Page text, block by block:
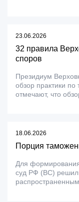
23.06.2026
32 правила
споров
Президиум
обзор практики
отмечают, что
18.06.2026
Порция
Для
суд РФ (ВС) решил